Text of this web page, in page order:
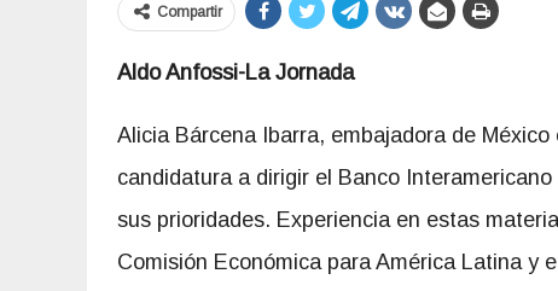
Compartir
Aldo Anfossi-La Jornada
Alicia Bárcena Ibarra, embajadora de
candidatura a dirigir el Banco
sus prioridades. Experiencia en estas
Comisión Económica para América Latina y